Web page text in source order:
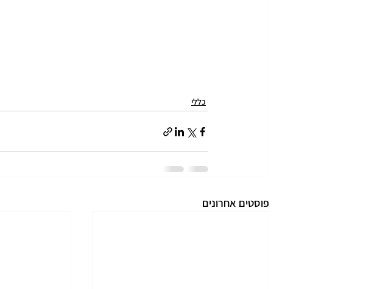
כללי
פוסטים אחרונים